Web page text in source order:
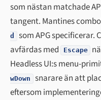
som nästan matchade
tangent. Mantines
d
som APG specificerar.
avfärdas med
Escape
Headless UI:s menu-
wDown
snarare än att
eftersom